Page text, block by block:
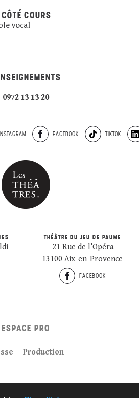
COURS
vocal
0972 13 13 20
INSTAGRAM FACEBOOK TIKTOK
THÉÂTRE DU JEU DE PAUME
21 Rue de l’Opéra
13100 Aix-en-Provence
FACEBOOK
ESPACE PRO
Production